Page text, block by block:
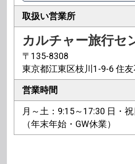
取扱い営業所
カルチャー旅行セ
〒135-8308
東京都江東区枝川1-9-6 住
営業時間
月～土：9:15～17:30 日・
（年末年始・GW休業）